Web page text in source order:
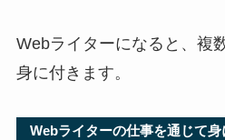
Webライターになると、複
身に付きます。
Webライターの仕事を通じて